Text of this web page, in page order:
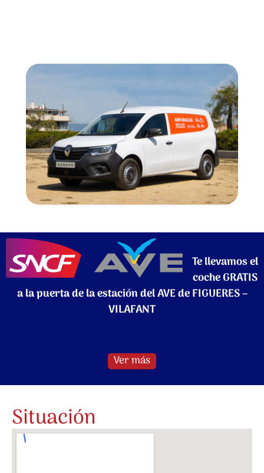
Te llevamos el
coche GRATIS
a la puerta de la estación del AVE de FIGUERES –
VILAFANT
Ver más
Situación